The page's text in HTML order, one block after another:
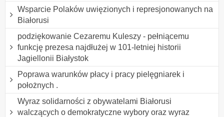
Wsparcie Polaków uwięzionych i represjonowanych na
Białorusi
podziękowanie Cezaremu Kuleszy - pełniącemu
funkcję prezesa najdłużej w 101-letniej historii
Jagiellonii Białystok
Poprawa warunków płacy i pracy pielęgniarek i
położnych .
Wyraz solidarności z obywatelami Białorusi
walczących o demokratyczne wybory oraz wyraz